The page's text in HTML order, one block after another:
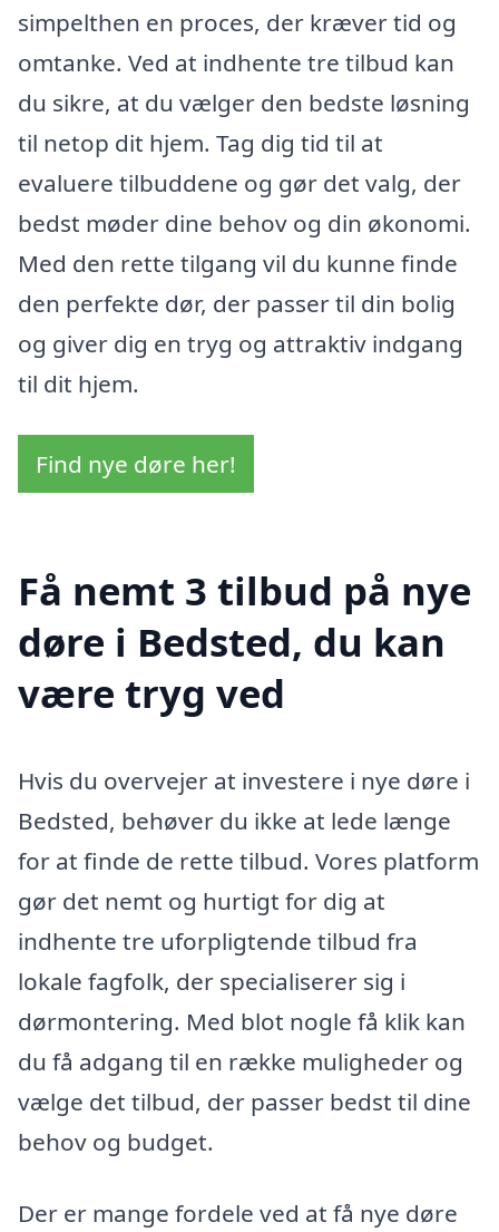
simpelthen en proces, der kræver tid og
omtanke. Ved at indhente tre tilbud kan
du sikre, at du vælger den bedste løsning
til netop dit hjem. Tag dig tid til at
evaluere tilbuddene og gør det valg, der
bedst møder dine behov og din økonomi.
Med den rette tilgang vil du kunne finde
den perfekte dør, der passer til din bolig
og giver dig en tryg og attraktiv indgang
til dit hjem.
Find nye døre her!
Få nemt 3 tilbud på nye
døre i Bedsted, du kan
være tryg ved
Hvis du overvejer at investere i nye døre i
Bedsted, behøver du ikke at lede længe
for at finde de rette tilbud. Vores platform
gør det nemt og hurtigt for dig at
indhente tre uforpligtende tilbud fra
lokale fagfolk, der specialiserer sig i
dørmontering. Med blot nogle få klik kan
du få adgang til en række muligheder og
vælge det tilbud, der passer bedst til dine
behov og budget.
Der er mange fordele ved at få nye døre